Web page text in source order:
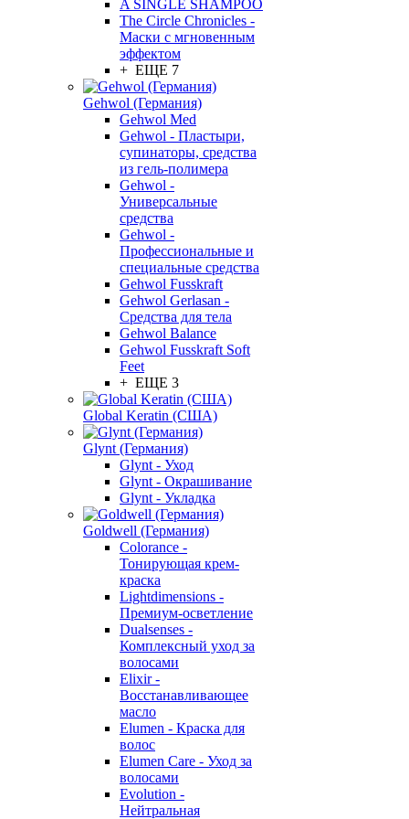
A SINGLE SHAMPOO
The Circle Chronicles -
Маски с мгновенным
эффектом
+ ЕЩЕ 7
Gehwol (Германия)
Gehwol Med
Gehwol - Пластыри,
супинаторы, средства
из гель-полимера
Gehwol -
Универсальные
средства
Gehwol -
Профессиональные и
специальные средства
Gehwol Fusskraft
Gehwol Gerlasan -
Средства для тела
Gehwol Balance
Gehwol Fusskraft Soft
Feet
+ ЕЩЕ 3
Global Keratin (США)
Glynt (Германия)
Glynt - Уход
Glynt - Окрашивание
Glynt - Укладка
Goldwell (Германия)
Colorance -
Тонирующая крем-
краска
Lightdimensions -
Премиум-осветление
Dualsenses -
Комплексный уход за
волосами
Elixir -
Восстанавливающее
масло
Elumen - Краска для
волос
Elumen Care - Уход за
волосами
Evolution -
Нейтральная